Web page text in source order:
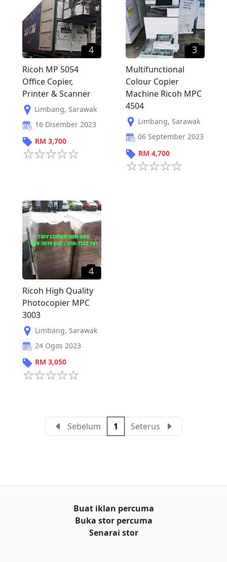
4
Ricoh MP 5054
Office Copier,
Printer & Scanner
Limbang, Sarawak
16 Disember 2023
RM 3,700
3
Multifunctional
Colour Copier
Machine Ricoh MPC
4504
Limbang, Sarawak
06 September 2023
RM 4,700
4
Ricoh High Quality
Photocopier MPC
3003
Limbang, Sarawak
24 Ogos 2023
RM 3,050
Sebelum 1 Seterus
Buat iklan percuma
Buka stor percuma
Senarai stor